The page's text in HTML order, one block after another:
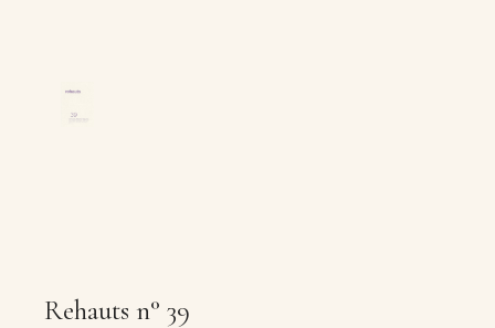
Rehauts n° 39